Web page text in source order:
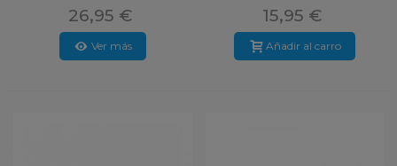
HIDRATANTE CONC
26,95 €
Ver más
15,95 €
Añadir al carro